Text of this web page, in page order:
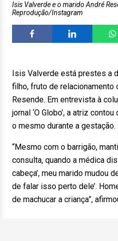
Isis Valverde e o marido André
Reprodução/Instagram
Isis Valverde está prestes a
filho, fruto de relacionamento
Resende. Em entrevista à
jornal ‘O Globo’, a atriz
o mesmo durante a gestação.
“Mesmo com o barrigão,
consulta, quando a médica
cabeça’, meu marido mudou
de falar isso perto dele’.
de machucar a criança”,